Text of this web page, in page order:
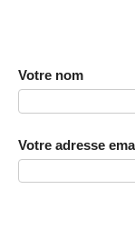
Votre nom
Votre adresse